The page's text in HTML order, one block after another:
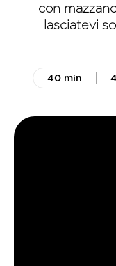
con
lasciatevi
40 min